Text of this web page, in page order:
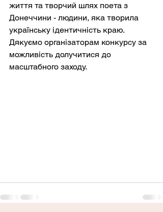
життя та творчий шлях поета з
Донеччини - людини, яка творила
українську ідентичність краю.
Дякуємо організаторам конкурсу за
можливість долучитися до
масштабного заходу.